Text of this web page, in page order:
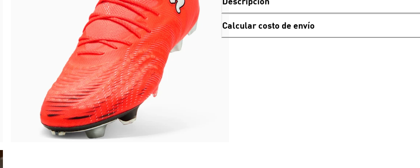
Calcular costo de envío